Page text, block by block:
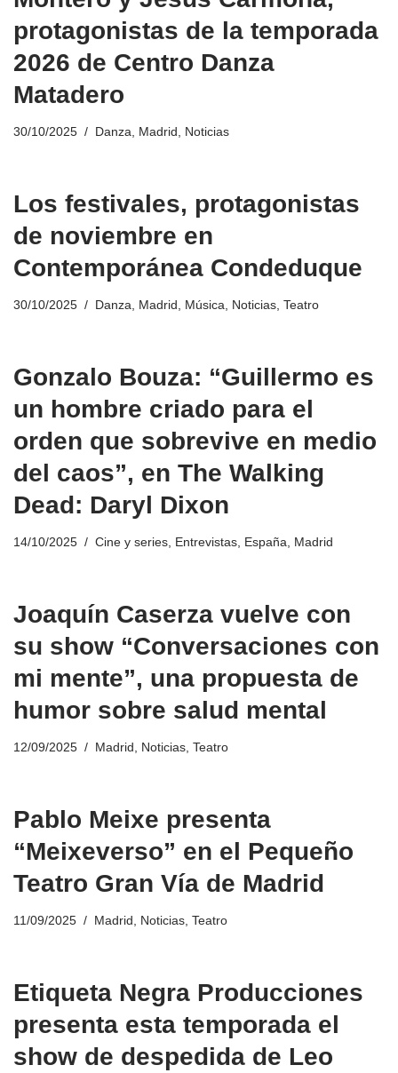
protagonistas de la temporada
2026 de Centro Danza
Matadero
30/10/2025 Danza Madrid Noticias
Los festivales, protagonistas
de noviembre en
Contemporánea Condeduque
30/10/2025 Danza Madrid Música Noticias Teatro
Gonzalo Bouza: “Guillermo es
un hombre criado para el
orden que sobrevive en medio
del caos”, en The Walking
Dead: Daryl Dixon
14/10/2025 Cine y series Entrevistas España Madrid
Joaquín Caserza vuelve con
su show “Conversaciones con
mi mente”, una propuesta de
humor sobre salud mental
12/09/2025 Madrid Noticias Teatro
Pablo Meixe presenta
“Meixeverso” en el Pequeño
Teatro Gran Vía de Madrid
11/09/2025 Madrid Noticias Teatro
Etiqueta Negra Producciones
presenta esta temporada el
show de despedida de Leo